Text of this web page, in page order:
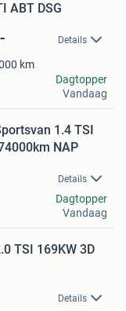
ABT DSG
Details
km
Dagtopper
Vandaag
1.4 TSI
NAP
Details
Dagtopper
Vandaag
TSI 169KW 3D
Details